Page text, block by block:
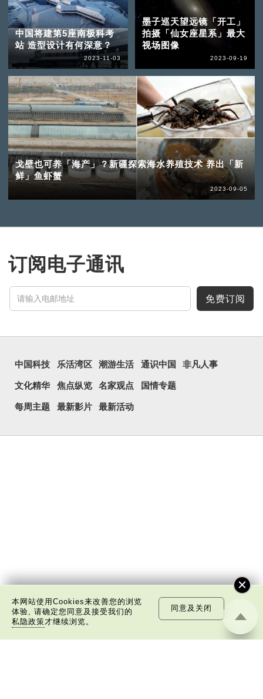
中国将建第5座南极科考
站 造型设计有何深意？
2023-11-03
墨子巡天望远镜「开工」
拍摄「仙女座星系」最大
视场图像
2023-09-19
戈壁也可养「海产」？新疆探索海水养殖技术 养出「新
鲜」鱼虾蟹
2023-09-05
订阅电子通讯
免费订阅
中国科技 乐活湾区 潮游生活 通识中国 非凡人事
文化精华 焦点纵览 名家观点 国情专题
每周主题 最新影片 最新活动
本网站使用Cookies来改善您的浏览
体验, 请确定您同意及接受我们的
私隐政策才继续浏览。
同意及关闭